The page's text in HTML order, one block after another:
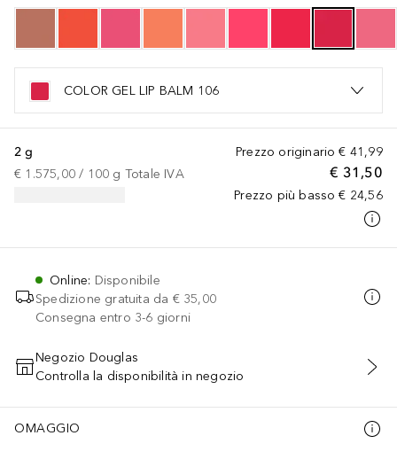
COLOR GEL LIP BALM 106
Prezzo originario € 41,99
€ 31,50
Prezzo più basso € 24,56
2 g
€ 1.575,00 / 100 g Totale IVA
Online: Disponibile
Spedizione gratuita da € 35,00
Consegna entro 3-6 giorni
AGGIUNGI AL CARRELLO
Negozio Douglas
Controlla la disponibilità in negozio
OMAGGIO